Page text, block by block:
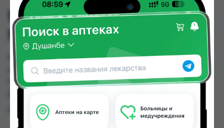
NIVEA ШАМПУНЬ 250
МЛ
NIVEA ШАМПУНЬ 250 МЛ можно купить или
заказать в аптеках, Дору Фарм №6, Нишон №2,
Нишон №3 по цене от 18.00 TJS до 30.00 TJS в
Цена: от18.00 TJS